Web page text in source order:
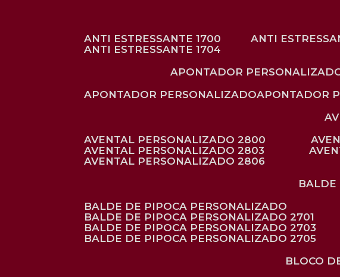
ANTI ESTRESSANTE 1700
ANTI
ANTI ESTRESSANTE 1704
APONTADOR
APONTADOR PERSONALIZADO
APONTADOR
AVENTAL PERSONALIZADO 2800
AVENTAL PERSONALIZADO 2803
AVENTAL PERSONALIZADO 2806
BALDE DE PIPOCA PERSONALIZADO
BALDE DE PIPOCA PERSONALIZADO 2701
BALDE DE PIPOCA PERSONALIZADO 2703
BALDE DE PIPOCA PERSONALIZADO 2705
BLOCO